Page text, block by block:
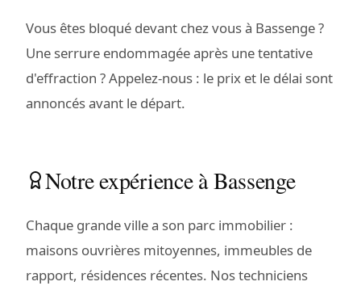
Vous êtes bloqué devant chez vous à Bassenge ?
Une serrure endommagée après une tentative
d'effraction ? Appelez-nous : le prix et le délai sont
annoncés avant le départ.
Notre expérience à Bassenge
Chaque grande ville a son parc immobilier :
maisons ouvrières mitoyennes, immeubles de
rapport, résidences récentes. Nos techniciens